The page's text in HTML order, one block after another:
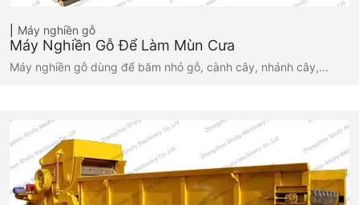
Máy nghiền gỗ
Máy Nghiền Gỗ Để Làm Mùn Cưa
Máy nghiền gỗ dùng để băm nhỏ gỗ, cành cây, nhánh cây,...